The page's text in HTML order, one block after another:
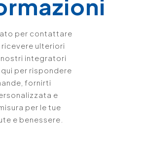
per contattare
ulteriori
integratori
per rispondere
fornirti
e
per le tue
e benessere.